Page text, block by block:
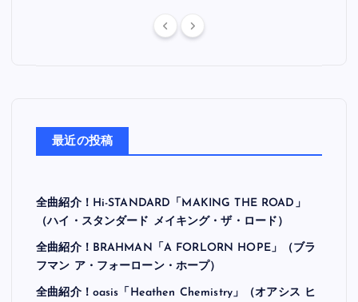
最近の投稿
全曲紹介！Hi-STANDARD「MAKING THE ROAD」
（ハイ・スタンダード メイキング・ザ・ロード）
全曲紹介！BRAHMAN「A FORLORN HOPE」（ブラ
フマン ア・フォーローン・ホープ）
全曲紹介！oasis「Heathen Chemistry」（オアシス ヒ